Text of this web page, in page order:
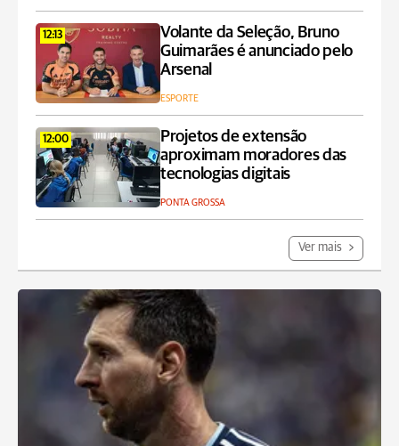
12:13
Volante da Seleção, Bruno
Guimarães é anunciado pelo
Arsenal
ESPORTE
12:00
Projetos de extensão
aproximam moradores das
tecnologias digitais
PONTA GROSSA
Ver mais